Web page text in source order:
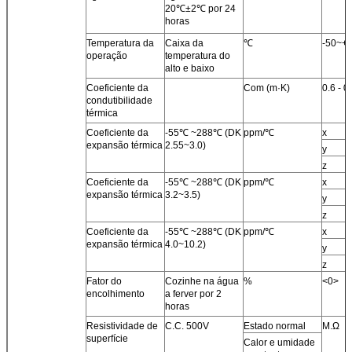
20℃±2℃ por 24
horas
Temperatura da
operação
Caixa da
temperatura do
alto e baixo
℃ -
Coeficiente da
condutibilidade
térmica
Com (m·K) 0.6 -
Coeficiente da
expansão térmica
-55℃ ~288℃ (DK
2.55~3.0)
ppm/℃
x
y
z
Coeficiente da
expansão térmica
-55℃ ~288℃ (DK
3.2~3.5)
ppm/℃
x
y
z
Coeficiente da
expansão térmica
-55℃ ~288℃ (DK
4.0~10.2)
ppm/℃
x
y
z
Fator do
encolhimento
Cozinhe na água
a ferver por 2
horas
% <0>
Resistividade de
superfície
C.C. 500V Estado normal
M.Ω
Calor e umidade